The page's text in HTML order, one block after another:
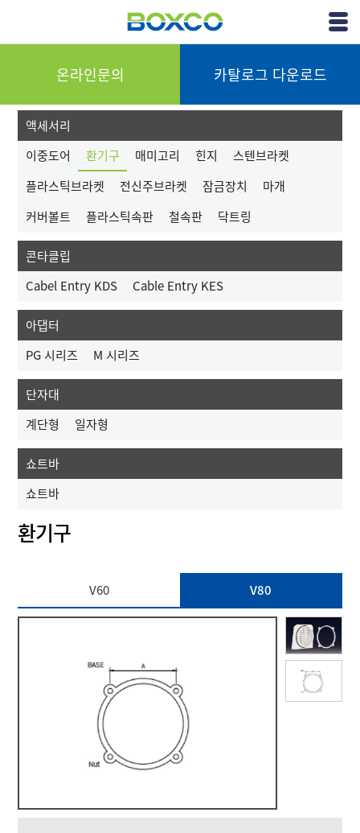
온라인문의 카탈로그 다운로드Menu
액세서리
이중도어
환기구 매미고리 힌지
스텐브라켓
플라스틱브라켓
전신주브라켓 잠금장치
마개
커버볼트
플라스틱속판 철속판 닥트링
콘타클립
Cabel Entry KDS
Cable Entry KES
아댑터
PG 시리즈
M 시리즈
단자대
계단형
일자형
쇼트바
쇼트바
환기구
V60 V80